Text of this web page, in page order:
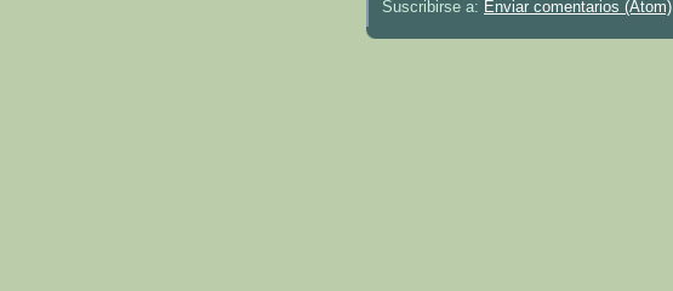
Suscribirse a: Enviar comentarios (Atom)